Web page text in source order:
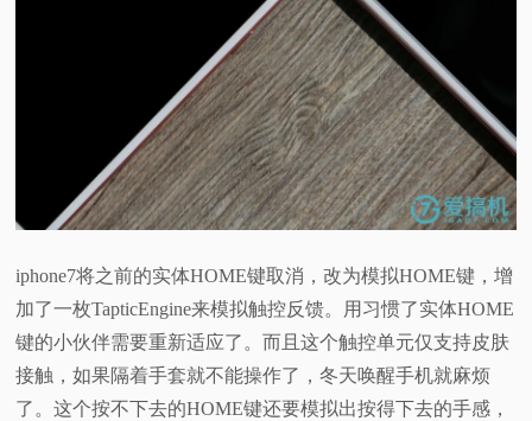
iphone7将之前的实体HOME键取消，改为模拟HOME键，增
加了一枚TapticEngine来模拟触控反馈。用习惯了实体HOME
键的小伙伴需要重新适应了。而且这个触控单元仅支持皮肤
接触，如果隔着手套就不能操作了，冬天唤醒手机就麻烦
了。这个按不下去的HOME键还要模拟出按得下去的手感，